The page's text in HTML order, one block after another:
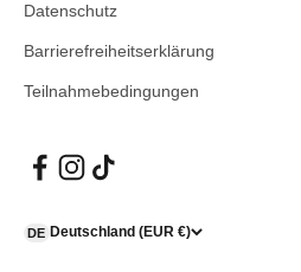
Datenschutz
Barrierefreiheitserklärung
Teilnahmebedingungen
DE Deutschland (EUR €)